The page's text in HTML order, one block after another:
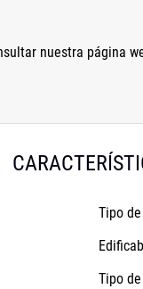
nuestra página
Tipo
Tipo